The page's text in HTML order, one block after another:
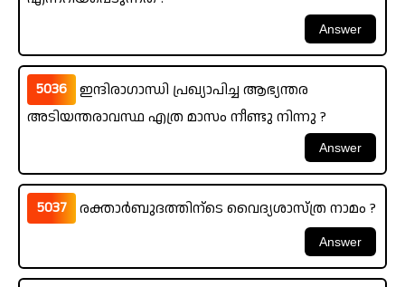
5036
ഇന്ദിരാഗാന്ധി പ്രഖ്യാപിച്ച ആഭ്യന്തര
അടിയന്തരാവസ്ഥ എത്ര മാസം നീണ്ടു നിന്നു ?
5037 രക്താർബുദത്തിന്ടെ വൈദ്യശാസ്ത്ര നാമം ?